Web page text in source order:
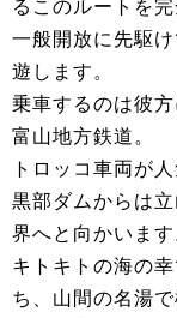
るこのルートを完
一般開放に先駆
遊します。
乗車するのは彼
富山地方鉄道。
トロッコ車両が
黒部ダムからは
界へと向かいます
キトキトの海の
ち、山間の名湯で